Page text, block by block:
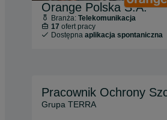
Orange Polska S.A.
Branża: Telekomunikacja
17 ofert pracy
Dostępna aplikacja spontaniczna
Pracownik Ochrony
Grupa TERRA